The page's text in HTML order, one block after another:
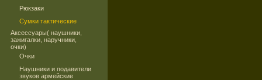
Рюкзаки
Сумки тактические
Аксессуары( наушники,
зажигалки, наручники,
очки)
Очки
Наушники и подавители
звуков армейские